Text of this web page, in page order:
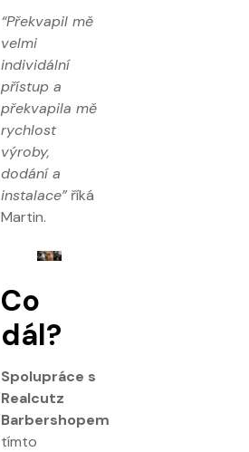
“Překvapil mě
velmi
individální
přístup a
překvapila mě
rychlost
výroby,
dodání a
instalace”říká
Martin.
Co
dál?
Spolupráce s
Realcutz
Barbershopem
tímto